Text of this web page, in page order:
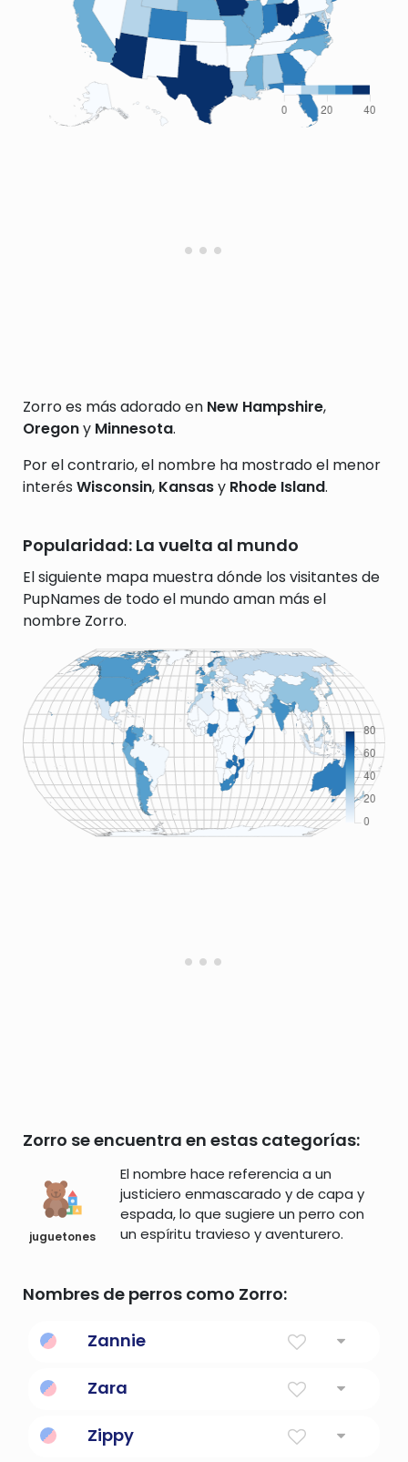
Zorro es más adorado en New Hampshire,
Oregony Minnesota.
Por el contrario, el nombre ha mostrado el menor
interés Wisconsin, Kansasy Rhode Island.
Popularidad: La vuelta al mundo
El siguiente mapa muestra dónde los visitantes de
PupNames de todo el mundo aman más el
nombre Zorro.
Zorro se encuentra en estas categorías:
juguetones
El nombre hace referencia a un
justiciero enmascarado y de capa y
espada, lo que sugiere un perro con
un espíritu travieso y aventurero.
Nombres de perros como Zorro:
Zannie
Zara
Zippy